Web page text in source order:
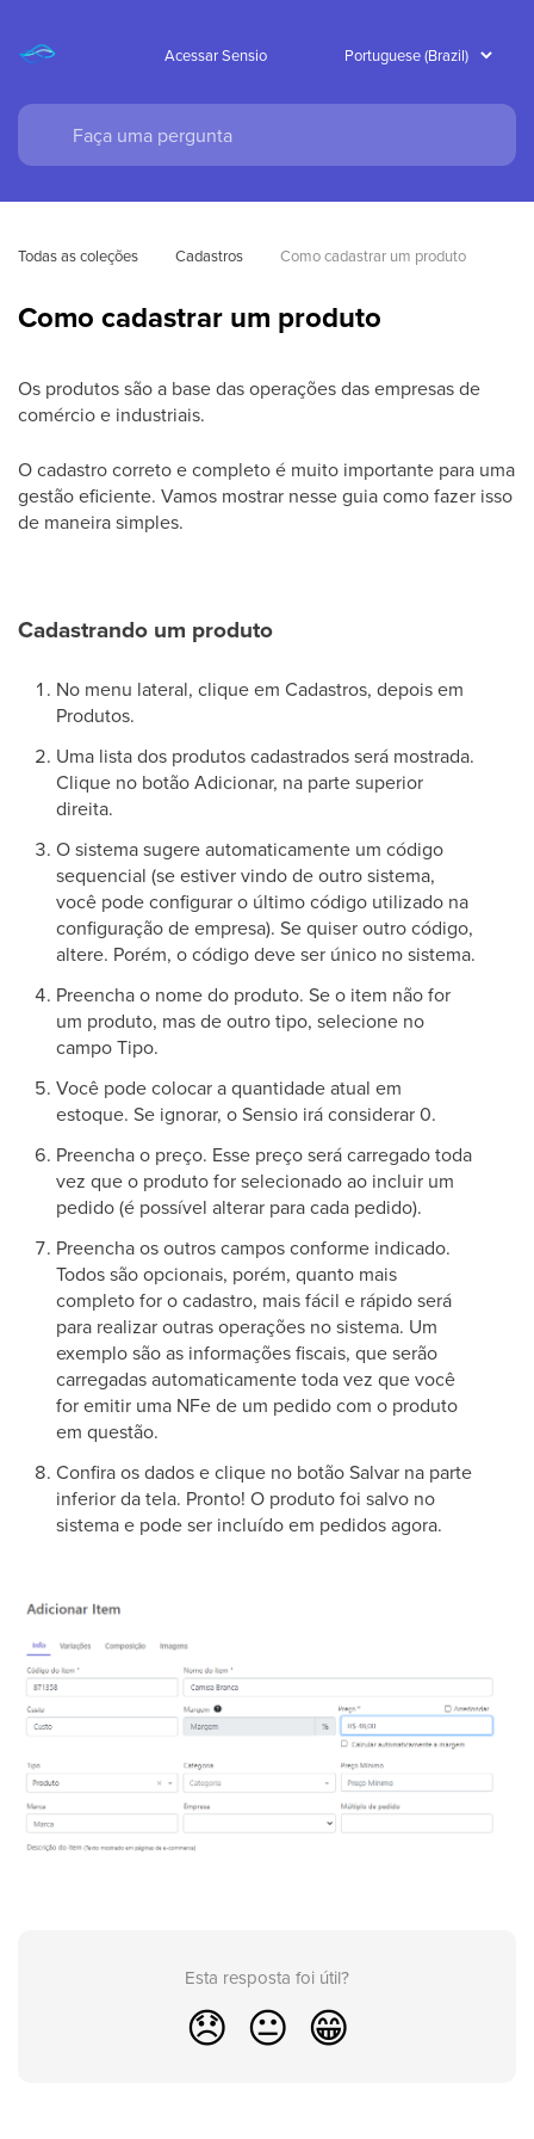
Acessar Sensio
Todas as coleções Cadastros Como cadastrar um produto
Como cadastrar um produto
Os produtos são a base das operações das empresas de
comércio e industriais.
O cadastro correto e completo é muito importante para uma
gestão eficiente. Vamos mostrar nesse guia como fazer isso
de maneira simples.
Cadastrando um produto
No menu lateral, clique em Cadastros, depois em
Produtos.
Uma lista dos produtos cadastrados será mostrada.
Clique no botão Adicionar, na parte superior
direita.
O sistema sugere automaticamente um código
sequencial (se estiver vindo de outro sistema,
você pode configurar o último código utilizado na
configuração de empresa). Se quiser outro código,
altere. Porém, o código deve ser único no sistema.
Preencha o nome do produto. Se o item não for
um produto, mas de outro tipo, selecione no
campo Tipo.
Você pode colocar a quantidade atual em
estoque. Se ignorar, o Sensio irá considerar 0.
Preencha o preço. Esse preço será carregado toda
vez que o produto for selecionado ao incluir um
pedido (é possível alterar para cada pedido).
Preencha os outros campos conforme indicado.
Todos são opcionais, porém, quanto mais
completo for o cadastro, mais fácil e rápido será
para realizar outras operações no sistema. Um
exemplo são as informações fiscais, que serão
carregadas automaticamente toda vez que você
for emitir uma NFe de um pedido com o produto
em questão.
Confira os dados e clique no botão Salvar na parte
inferior da tela. Pronto! O produto foi salvo no
sistema e pode ser incluído em pedidos agora.
Esta resposta foi útil?
😞 😐 😁